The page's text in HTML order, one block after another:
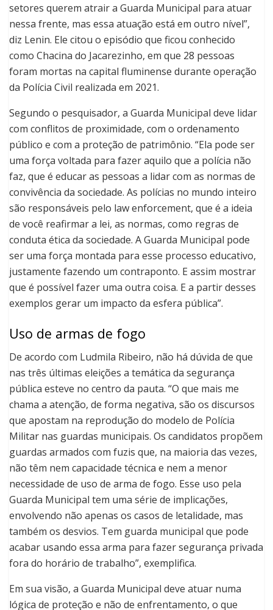
setores querem atrair a Guarda Municipal para atuar
nessa frente, mas essa atuação está em outro nível”,
diz Lenin. Ele citou o episódio que ficou conhecido
como Chacina do Jacarezinho, em que 28 pessoas
foram mortas na capital fluminense durante operação
da Polícia Civil realizada em 2021.
Segundo o pesquisador, a Guarda Municipal deve lidar
com conflitos de proximidade, com o ordenamento
público e com a proteção de patrimônio. “Ela pode ser
uma força voltada para fazer aquilo que a polícia não
faz, que é educar as pessoas a lidar com as normas de
convivência da sociedade. As polícias no mundo inteiro
são responsáveis pelo law enforcement, que é a ideia
de você reafirmar a lei, as normas, como regras de
conduta ética da sociedade. A Guarda Municipal pode
ser uma força montada para esse processo educativo,
justamente fazendo um contraponto. E assim mostrar
que é possível fazer uma outra coisa. E a partir desses
exemplos gerar um impacto da esfera pública”.
Uso de armas de fogo
De acordo com Ludmila Ribeiro, não há dúvida de que
nas três últimas eleições a temática da segurança
pública esteve no centro da pauta. “O que mais me
chama a atenção, de forma negativa, são os discursos
que apostam na reprodução do modelo de Polícia
Militar nas guardas municipais. Os candidatos propõem
guardas armados com fuzis que, na maioria das vezes,
não têm nem capacidade técnica e nem a menor
necessidade de uso de arma de fogo. Esse uso pela
Guarda Municipal tem uma série de implicações,
envolvendo não apenas os casos de letalidade, mas
também os desvios. Tem guarda municipal que pode
acabar usando essa arma para fazer segurança privada
fora do horário de trabalho”, exemplifica.
Em sua visão, a Guarda Municipal deve atuar numa
lógica de proteção e não de enfrentamento, o que